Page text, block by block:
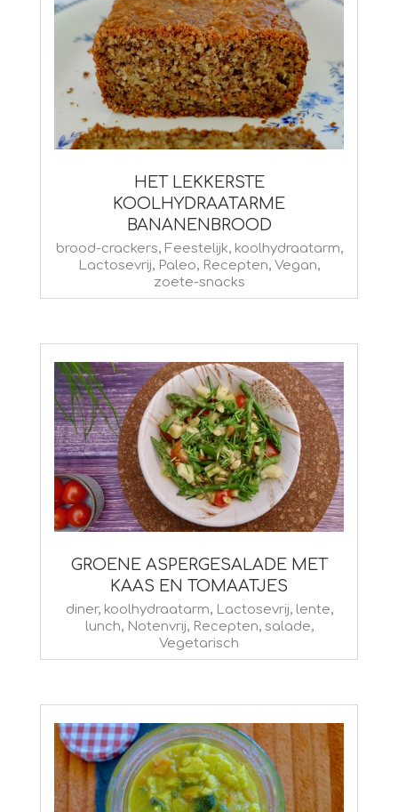
HET LEKKERSTE
KOOLHYDRAATARME
BANANENBROOD
2026-
brood-crackers, Feestelijk, koolhydraatarm,
Lactosevrij, Paleo, Recepten, Vegan,
zoete-snacks
GROENE ASPERGESALADE MET
KAAS EN TOMAATJES
2026-
diner, koolhydraatarm, Lactosevrij, lente,
lunch, Notenvrij, Recepten, salade,
Vegetarisch